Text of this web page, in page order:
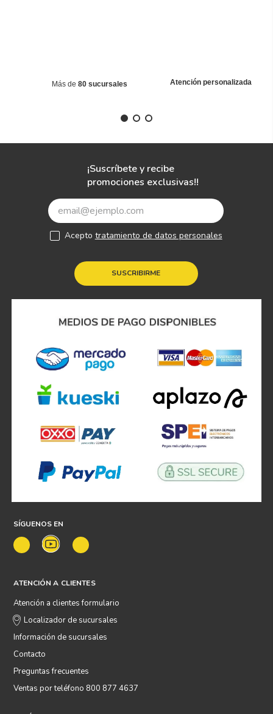
Más de 80 sucursales Atención personalizada
¡Suscríbete y recibe
promociones exclusivas!!
SUSCRIBIRME
Acepto tratamiento de datos personales
SÍGUENOS EN
ATENCIÓN A CLIENTES
Atención a clientes formulario
Localizador de sucursales
Información de sucursales
Contacto
Preguntas frecuentes
Ventas por teléfono 800 877 4637